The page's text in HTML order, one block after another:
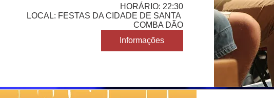
HORÁRIO: 22:30
LOCAL: FESTAS DA CIDADE DE SANTA
COMBA DÃO
Informações